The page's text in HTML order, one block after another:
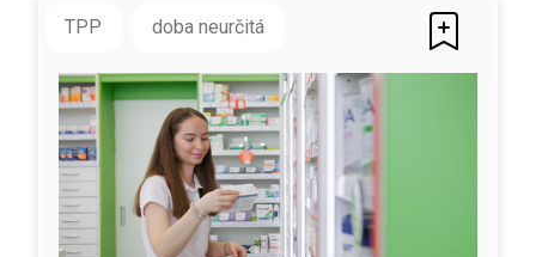
TPP doba neurčitá